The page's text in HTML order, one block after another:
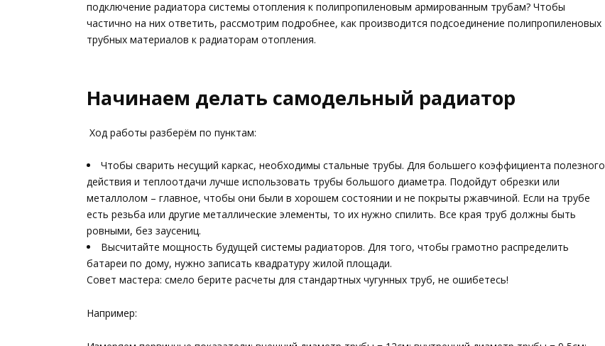
подключение радиатора системы отопления к полипропиленовым армированным трубам? Чтобы
частично на них ответить, рассмотрим подробнее, как производится подсоединение полипропиленовых
трубных материалов к радиаторам отопления.
Начинаем делать самодельный радиатор
Ход работы разберём по пунктам:
Чтобы сварить несущий каркас, необходимы стальные трубы. Для большего коэффициента полезного
действия и теплоотдачи лучше использовать трубы большого диаметра. Подойдут обрезки или
металлолом – главное, чтобы они были в хорошем состоянии и не покрыты ржавчиной. Если на трубе
есть резьба или другие металлические элементы, то их нужно спилить. Все края труб должны быть
ровными, без заусениц.
Высчитайте мощность будущей системы радиаторов. Для того, чтобы грамотно распределить
батареи по дому, нужно записать квадратуру жилой площади.
Совет мастера: смело берите расчеты для стандартных чугунных труб, не ошибетесь!
Например: